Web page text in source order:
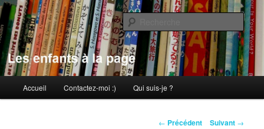
Aller
au
contenu
principalLes enfants à la page
principal
Accueil Contactez-moi :) Qui suis-je ?
Navigation
← Précédent Suivant →